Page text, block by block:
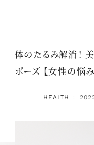
体のたるみ解消！
ポーズ 【女性の悩
HEALTH ：